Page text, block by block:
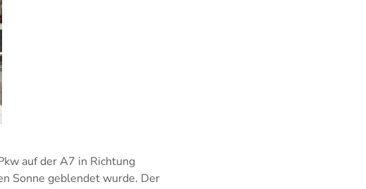
auf der A7 in Richtung
Sonne geblendet wurde. Der